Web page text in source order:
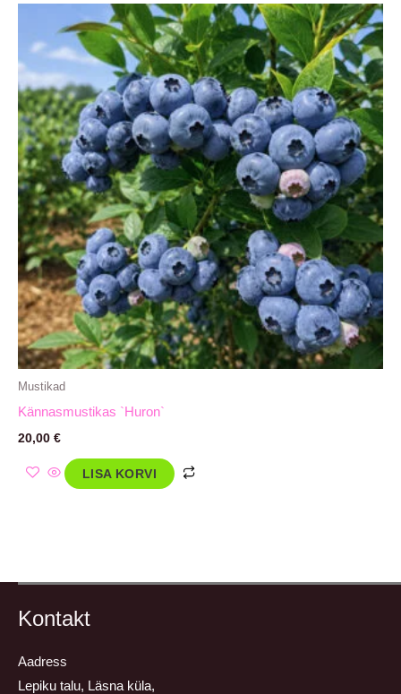
Mustikad
Kännasmustikas `Huron`
20,00 €
LISA KORVI
Kontakt
Aadress
Lepiku talu, Läsna küla,